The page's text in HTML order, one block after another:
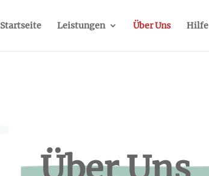
Startseite Leistungen Über Uns Hilfe